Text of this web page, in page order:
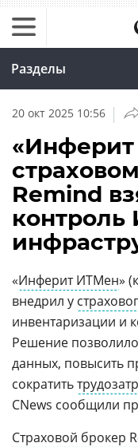
Разделы
20 окт 2025 10:56 |
Remind
контроль
«Инферит ИТМен»
внедрил у
инвентаризации и
Решение
данных, повысить
сократить
CNews сообщили
Страховой брокер